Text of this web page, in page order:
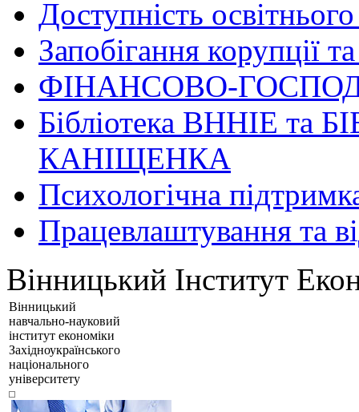
Доступність
Запобігання корупції
ФІНАНСОВО-
Бібліотека ВННІЕ та
КАНІЩЕНКА
Психологічна
Працевлаштування та
Вінницький Інститут
Вінницький
навчально-науковий
інститут економіки
Західноукраїнського
національного
університету